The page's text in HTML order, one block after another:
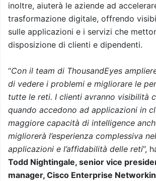
inoltre, aiuterà le aziende ad
trasformazione digitale, offrendo
sulle applicazioni e i servizi che
disposizione di clienti e dipendenti.
“Con il team di ThousandEyes
di vedere i problemi e migliorare le
tutte le reti. I clienti avranno visibilità
quando accedono ad applicazioni in
maggiore capacità di intelligence
migliorerà l’esperienza complessiva
applicazioni e l’affidabilità delle reti”,
Todd Nightingale, senior vice
manager, Cisco Enterprise